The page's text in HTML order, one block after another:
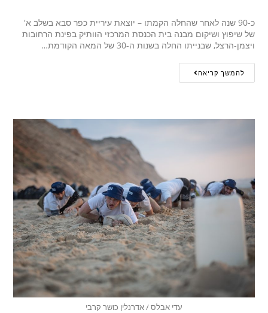
כ-90 שנה לאחר שהחלה הקמתו – יוצאת עיריית כפר סבא בשלב א'
של שיפוץ ושיקום מבנה בית הכנסת המרכזי הוותיק בפינת הרחובות
ויצמן-הרצל, שבנייתו החלה בשנות ה-30 של המאה הקודמת…
להמשך קריאה
עדי אבלס / אדרנלין כושר קרבי